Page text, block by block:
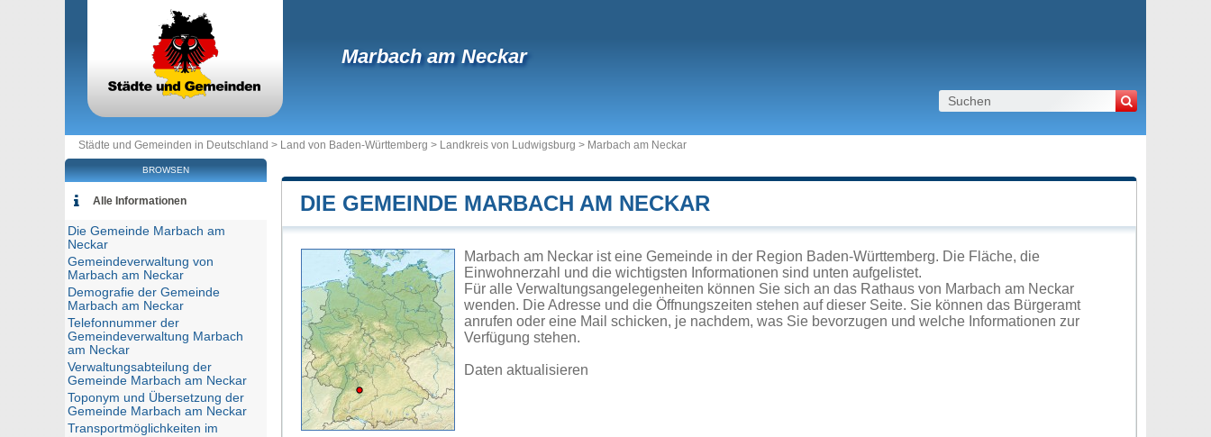
Marbach am Neckar
Städte und Gemeinden in Deutschland > Land von Baden-Württemberg > Landkreis von Ludwigsburg > Marbach am Neckar
DIE GEMEINDE MARBACH AM NECKAR
Marbach am Neckar ist eine Gemeinde in der Region Baden-Württemberg. Die Fläche, die
Einwohnerzahl und die wichtigsten Informationen sind unten aufgelistet.
Für alle Verwaltungsangelegenheiten können Sie sich an das Rathaus von Marbach am Neckar
wenden. Die Adresse und die Öffnungszeiten stehen auf dieser Seite. Sie können das Bürgeramt
anrufen oder eine Mail schicken, je nachdem, was Sie bevorzugen und welche Informationen zur
Verfügung stehen.
Daten aktualisieren
BROWSEN
Alle Informationen
Die Gemeinde Marbach am
Neckar
Gemeindeverwaltung von
Marbach am Neckar
Demografie der Gemeinde
Marbach am Neckar
Telefonnummer der
Gemeindeverwaltung Marbach
am Neckar
Verwaltungsabteilung der
Gemeinde Marbach am Neckar
Toponym und Übersetzung der
Gemeinde Marbach am Neckar
Transportmöglichkeiten im